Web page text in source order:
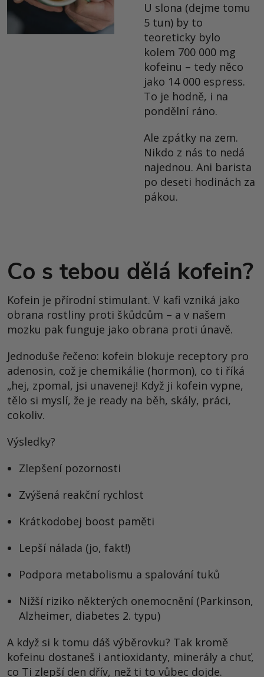
U slona (dejme tomu
5 tun) by to
teoreticky bylo
kolem 700 000 mg
kofeinu – tedy něco
jako 14 000 espress.
To je hodně, i na
pondělní ráno.
Ale zpátky na zem.
Nikdo z nás to nedá
najednou. Ani barista
po deseti hodinách za
pákou.
Co s tebou dělá kofein?
Kofein je přírodní stimulant. V kafi vzniká jako
obrana rostliny proti škůdcům – a v našem
mozku pak funguje jako obrana proti únavě.
Jednoduše řečeno: kofein blokuje receptory pro
adenosin, což je chemikálie (hormon), co ti říká
„hej, zpomal, jsi unavenej! Když ji kofein vypne,
tělo si myslí, že je ready na běh, skály, práci,
cokoliv.
Výsledky?
Zlepšení pozornosti
Zvýšená reakční rychlost
Krátkodobej boost paměti
Lepší nálada (jo, fakt!)
Podpora metabolismu a spalování tuků
Nižší riziko některých onemocnění (Parkinson,
Alzheimer, diabetes 2. typu)
A když si k tomu dáš výběrovku? Tak kromě
kofeinu dostaneš i antioxidanty, minerály a chuť,
co Ti zlepší den dřív, než ti to vůbec dojde.